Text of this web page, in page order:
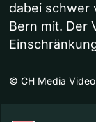
dabei schwer
Bern mit. Der
© CH Media